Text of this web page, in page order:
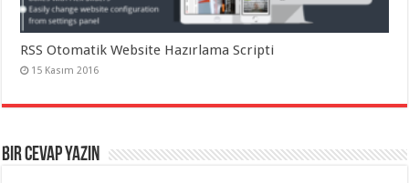
RSS Otomatik Website Hazırlama Scripti
15 Kasım 2016
Bir cevap yazın